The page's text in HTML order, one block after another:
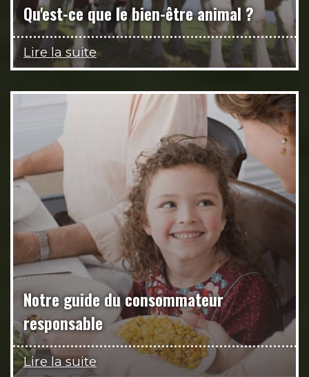
Qu'est-ce que le bien-être animal ?
Lire la suite
Notre guide du consommateur
responsable
Lire la suite